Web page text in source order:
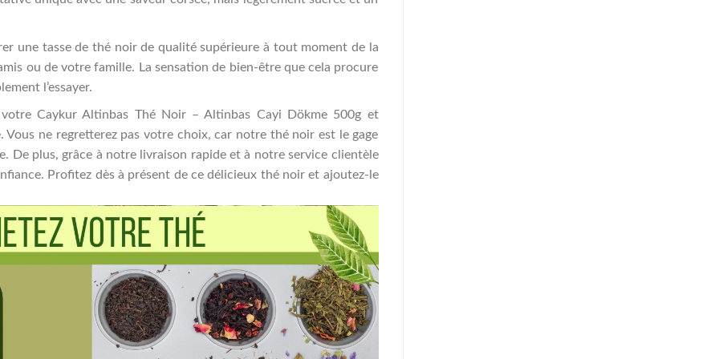
une tasse de thé noir de qualité supérieure à tout moment de la
ou de votre famille. La sensation de bien-être que cela procure
l’essayer.
Caykur Altinbas Thé Noir – Altinbas Cayi Dökme 500g et
ne regretterez pas votre choix, car notre thé noir est le gage
De plus, grâce à notre livraison rapide et à notre service clientèle
Profitez dès à présent de ce délicieux thé noir et ajoutez-le